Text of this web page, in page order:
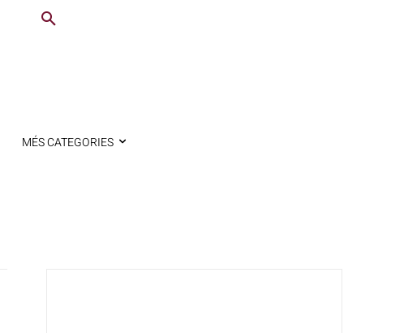
MÉS CATEGORIES